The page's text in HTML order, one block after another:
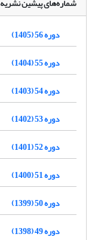
دوره 56 (1405)
دوره 55 (1404)
دوره 54 (1403)
دوره 53 (1402)
دوره 52 (1401)
دوره 51 (1400)
دوره 50 (1399)
دوره 49 (1398)